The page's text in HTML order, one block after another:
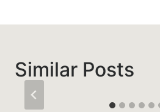
Similar Posts